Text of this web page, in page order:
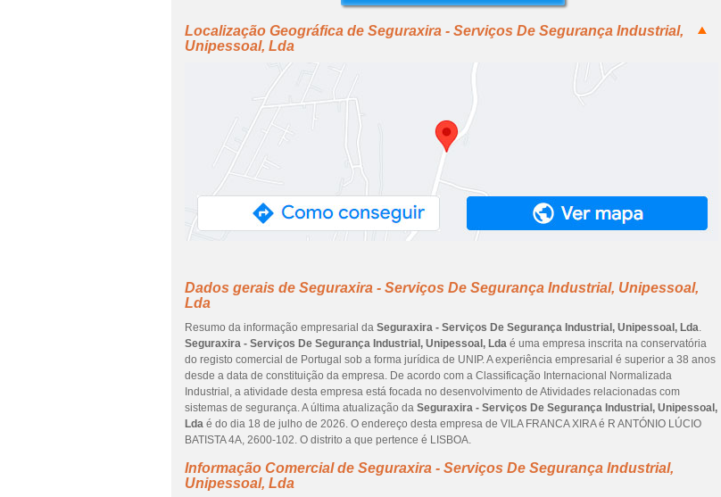
Localização Geográfica de Seguraxira - Serviços De Segurança Industrial,
Unipessoal, Lda
Dados gerais de Seguraxira - Serviços De Segurança Industrial, Unipessoal,
Lda
Resumo da informação empresarial da Seguraxira - Serviços De Segurança Industrial, Unipessoal, Lda.
Seguraxira - Serviços De Segurança Industrial, Unipessoal, Lda é uma empresa inscrita na conservatória
do registo comercial de Portugal sob a forma jurídica de UNIP. A experiência empresarial é superior a 38 anos
desde a data de constituição da empresa. De acordo com a Classificação Internacional Normalizada
Industrial, a atividade desta empresa está focada no desenvolvimento de Atividades relacionadas com
sistemas de segurança. A última atualização da Seguraxira - Serviços De Segurança Industrial, Unipessoal,
Lda é do dia 18 de julho de 2026. O endereço desta empresa de VILA FRANCA XIRA é R ANTÓNIO LÚCIO
BATISTA 4A, 2600-102. O distrito a que pertence é LISBOA.
Informação Comercial de Seguraxira - Serviços De Segurança Industrial,
Unipessoal, Lda